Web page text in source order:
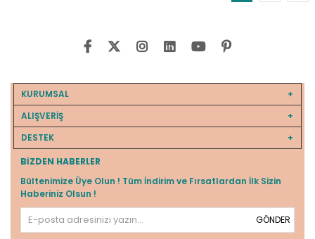
KURUMSAL
ALIŞVERİŞ
DESTEK
BIZDEN HABERLER
Bültenimize Üye Olun ! Tüm İndirim ve Fırsatlardan İlk Sizin
Haberiniz Olsun !
GÖNDER